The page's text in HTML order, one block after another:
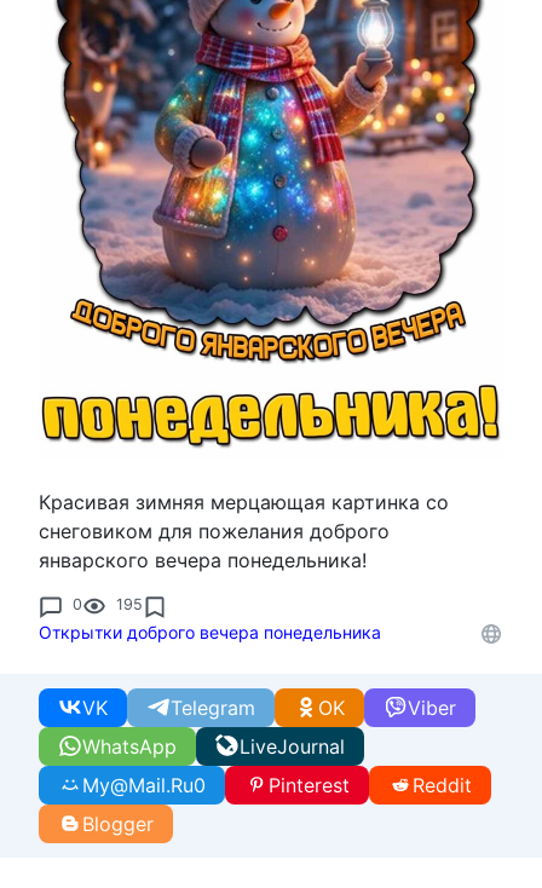
Красивая зимняя мерцающая картинка со
снеговиком для пожелания доброго
январского вечера понедельника!
0 195
Открытки доброго вечера понедельника
WhatsApp
VK Telegram Viber
OK
LiveJournal
My@Mail.Ru0 Pinterest
Reddit
Blogger